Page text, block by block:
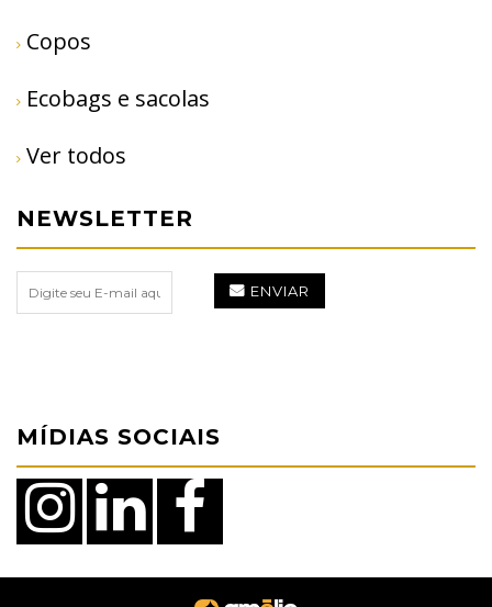
Copos
Ecobags e sacolas
Ver todos
NEWSLETTER
ENVIAR
MÍDIAS SOCIAIS